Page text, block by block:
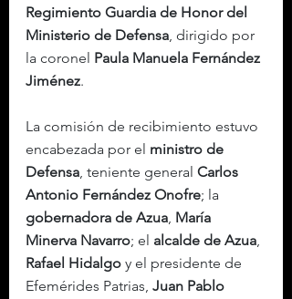
Regimiento Guardia de Honor del
Ministerio de Defensa, dirigido por
la coronel Paula Manuela Fernández
Jiménez.
La comisión de recibimiento estuvo
encabezada por el ministro de
Defensa, teniente general Carlos
Antonio Fernández Onofre; la
gobernadora de Azua, María
Minerva Navarro; el alcalde de Azua,
Rafael Hidalgo y el presidente de
Efemérides Patrias, Juan Pablo